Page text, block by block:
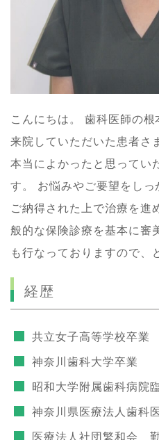
こんにちは。 歯科医師の根
来院していただいた患者さ
本当によかったと思ってい
す。 お悩みやご要望をし
ご納得された上で治療を進
般的な保険診療を基本に審
も行なっておりますので、
経歴
共立女子高等学校卒業
神奈川歯科大学卒業
昭和大学附属歯科病院
神奈川県医療法人歯科
医療法人社団繁和会